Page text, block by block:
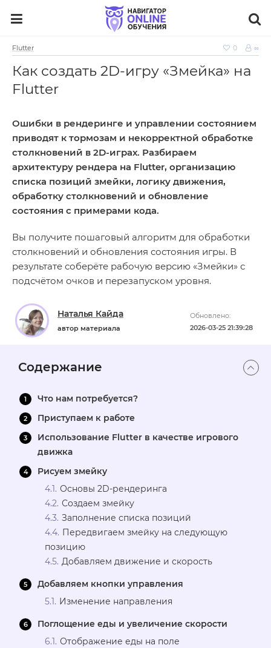
Flutter 0 ∞
Как создать 2D‑игру «Змейка» на
Flutter
Ошибки в рендеринге и управлении состоянием
приводят к тормозам и некорректной обработке
столкновений в 2D‑играх. Разбираем
архитектуру рендера на Flutter, организацию
списка позиций змейки, логику движения,
обработку столкновений и обновление
состояния с примерами кода.
Вы получите пошаговый алгоритм для обработки
столкновений и обновления состояния игры. В
результате соберёте рабочую версию «Змейки» с
подсчётом очков и перезапуском уровня.
Обновлено:
2026-03-25 21:39:28
Наталья Кайда
автор материала
Содержание
Что нам потребуется?
Приступаем к работе
Использование Flutter в качестве игрового
движка
Рисуем змейку
Основы 2D-рендеринга
Создаем змейку
Заполнение списка позиций
Передвигаем змейку на следующую
позицию
Добавляем движение и скорость
Добавляем кнопки управления
Изменение направления
Поглощение еды и увеличение скорости
Отображение еды на поле